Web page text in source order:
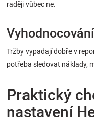
raději vůbec ne.
Tržby vypadají dobře v
potřeba sledovat náklady,
Praktický
nastavení